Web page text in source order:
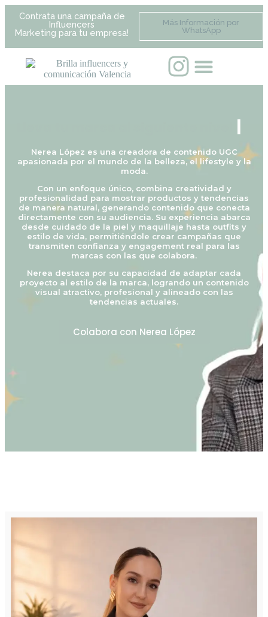
Contrata una campaña de
Influencers
Marketing para tu empresa!
Más Información por
WhatsApp
c
Nerea López es una creadora de contenido UGC
apasionada por el mundo de la belleza, el lifestyle y la
moda.
Con un enfoque único, combina creatividad y
profesionalidad para mostrar productos y tendencias
de manera natural, generando contenido que conecta
directamente con su audiencia. Su experiencia abarca
desde cuidado de la piel y maquillaje hasta outfits y
estilo de vida, permitiéndole crear campañas que
transmiten confianza y engagement real para las
marcas con las que colabora.
Nerea destaca por su capacidad de adaptar cada
proyecto al estilo de la marca, logrando un contenido
visual atractivo, profesional y alineado con las
tendencias actuales.
Colabora con Nerea López